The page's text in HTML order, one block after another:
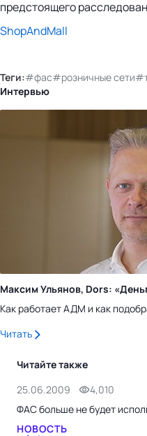
предстоящего
ShopAndMall
Теги:#фас#розничные сети
Интервью
Максим Ульянов, Dors:
Как работает АДМ и как
Читать
Читайте также
25.06.2009
4,010
ФАС больше не будет
НОВОСТЬ